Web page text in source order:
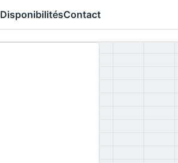
DisponibilitésContact